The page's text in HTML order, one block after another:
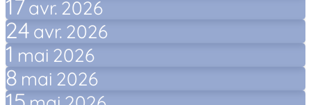
17avr. 2026
24 avr. 2026
1 mai 2026
8 mai 2026